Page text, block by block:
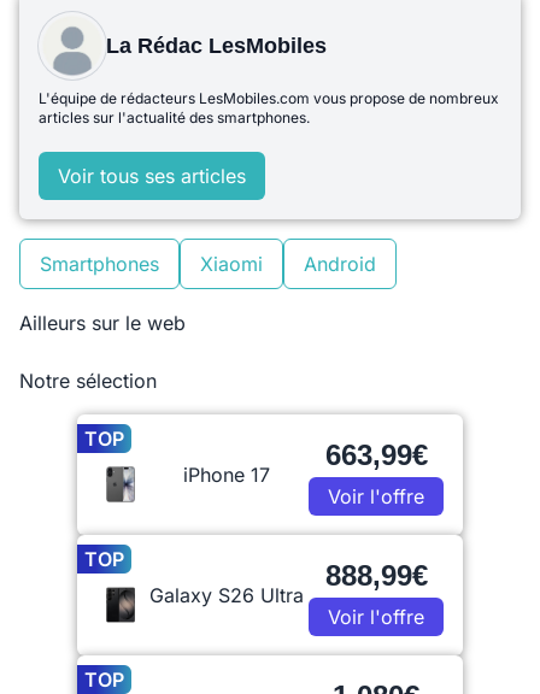
La Rédac LesMobiles
L'équipe de rédacteurs LesMobiles.com vous propose de nombreux
articles sur l'actualité des smartphones.
Voir tous ses articles
Smartphones Xiaomi Android
Ailleurs sur le web
Notre sélection
TOP
iPhone 17
663,99€
Voir l'offre
TOP
Galaxy S26 Ultra
888,99€
Voir l'offre
TOP